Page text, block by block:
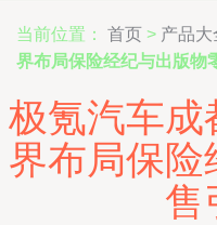
当前位置： 首页 > 产品大
界布局保险经纪与出版物
极氪汽车成
界布局保险
售